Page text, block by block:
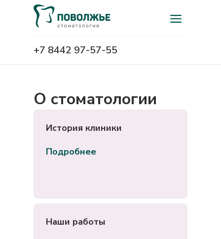
+7 8442 97-57-55
О стоматологии
История клиники
Подробнее
Наши работы